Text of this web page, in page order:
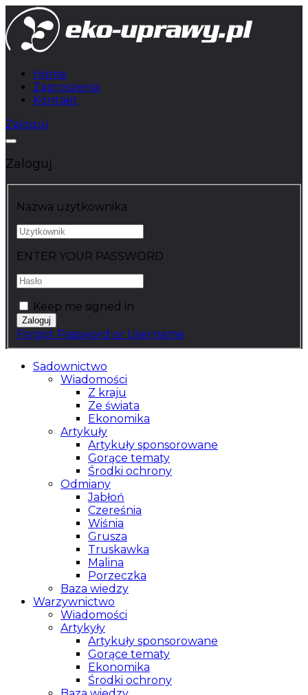
Home
Zaproszenia
Kontakt
Zaloguj
Zaloguj
Nazwa użytkownika
ENTER YOUR PASSWORD
Keep me signed in
Forgot Password or Username
Sadownictwo
Wiadomości
Z kraju
Ze świata
Ekonomika
Artykuły
Artykuły sponsorowane
Gorące tematy
Środki ochrony
Odmiany
Jabłoń
Czereśnia
Wiśnia
Grusza
Truskawka
Malina
Porzeczka
Baza wiedzy
Warzywnictwo
Wiadomości
Artykyły
Artykuły sponsorowane
Gorące tematy
Ekonomika
Środki ochrony